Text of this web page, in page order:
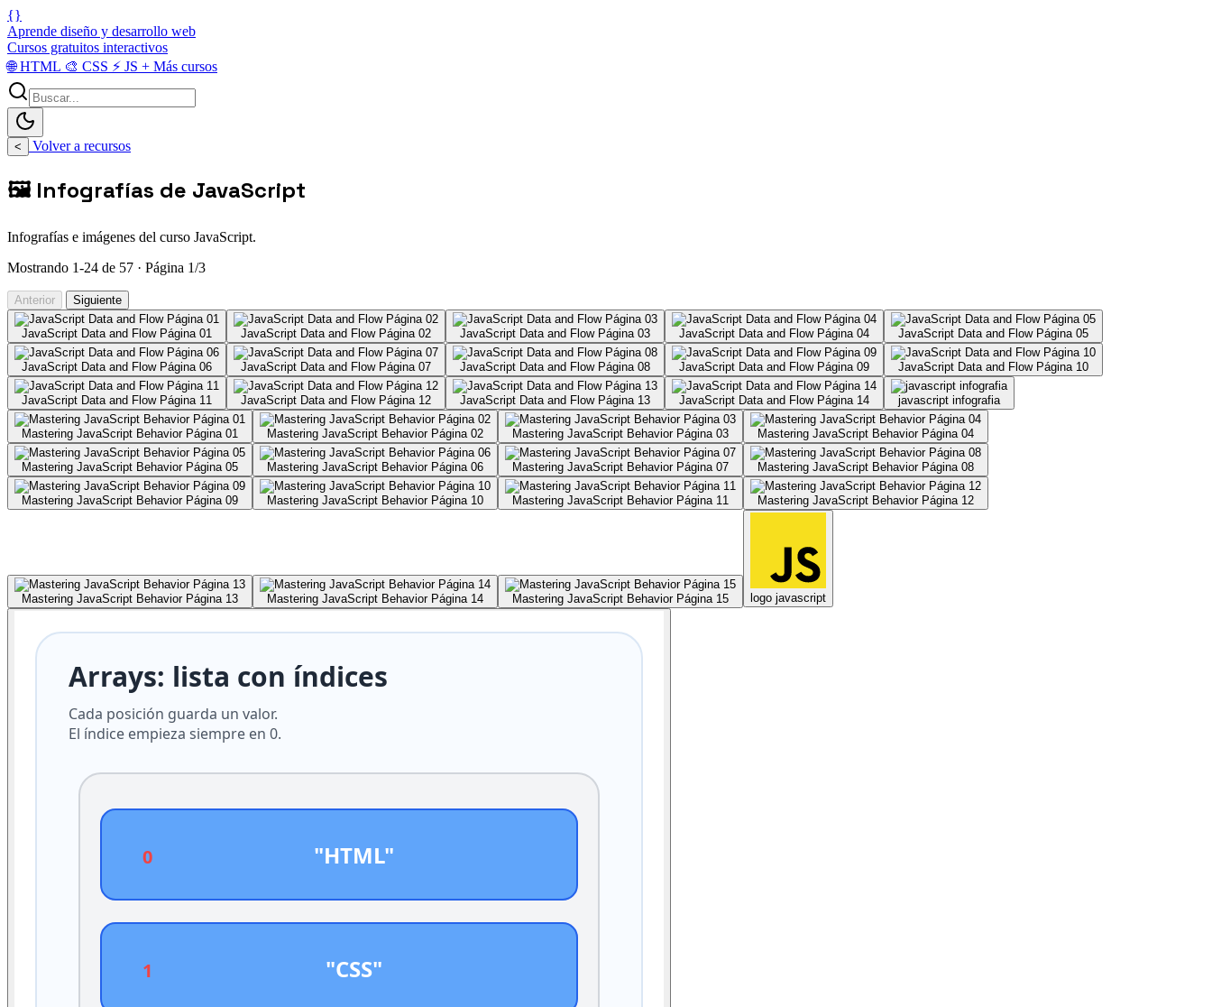
{}
Aprende diseño y desarrollo web
Cursos gratuitos interactivos
🌐HTML 🎨 CSS ⚡ JS + Más cursos
< Volver a recursos
🖼️ Infografías de JavaScript
Infografías e imágenes del curso JavaScript.
Mostrando 1-24 de 57 · Página 1/3
Anterior Siguiente
JavaScript Data and Flow Página 01 JavaScript Data and Flow Página 02 JavaScript Data and Flow Página 03 JavaScript Data and Flow Página 04 JavaScript Data and Flow Página 05
JavaScript Data and Flow Página 06 JavaScript Data and Flow Página 07 JavaScript Data and Flow Página 08 JavaScript Data and Flow Página 09 JavaScript Data and Flow Página 10
JavaScript Data and Flow Página 11 JavaScript Data and Flow Página 12 JavaScript Data and Flow Página 13 JavaScript Data and Flow Página 14 javascript infografia
Mastering JavaScript Behavior Página 01 Mastering JavaScript Behavior Página 02 Mastering JavaScript Behavior Página 03 Mastering JavaScript Behavior Página 04
Mastering JavaScript Behavior Página 05 Mastering JavaScript Behavior Página 06 Mastering JavaScript Behavior Página 07 Mastering JavaScript Behavior Página 08
Mastering JavaScript Behavior Página 09 Mastering JavaScript Behavior Página 10 Mastering JavaScript Behavior Página 11 Mastering JavaScript Behavior Página 12
Mastering JavaScript Behavior Página 13 Mastering JavaScript Behavior Página 14 Mastering JavaScript Behavior Página 15 logo javascript